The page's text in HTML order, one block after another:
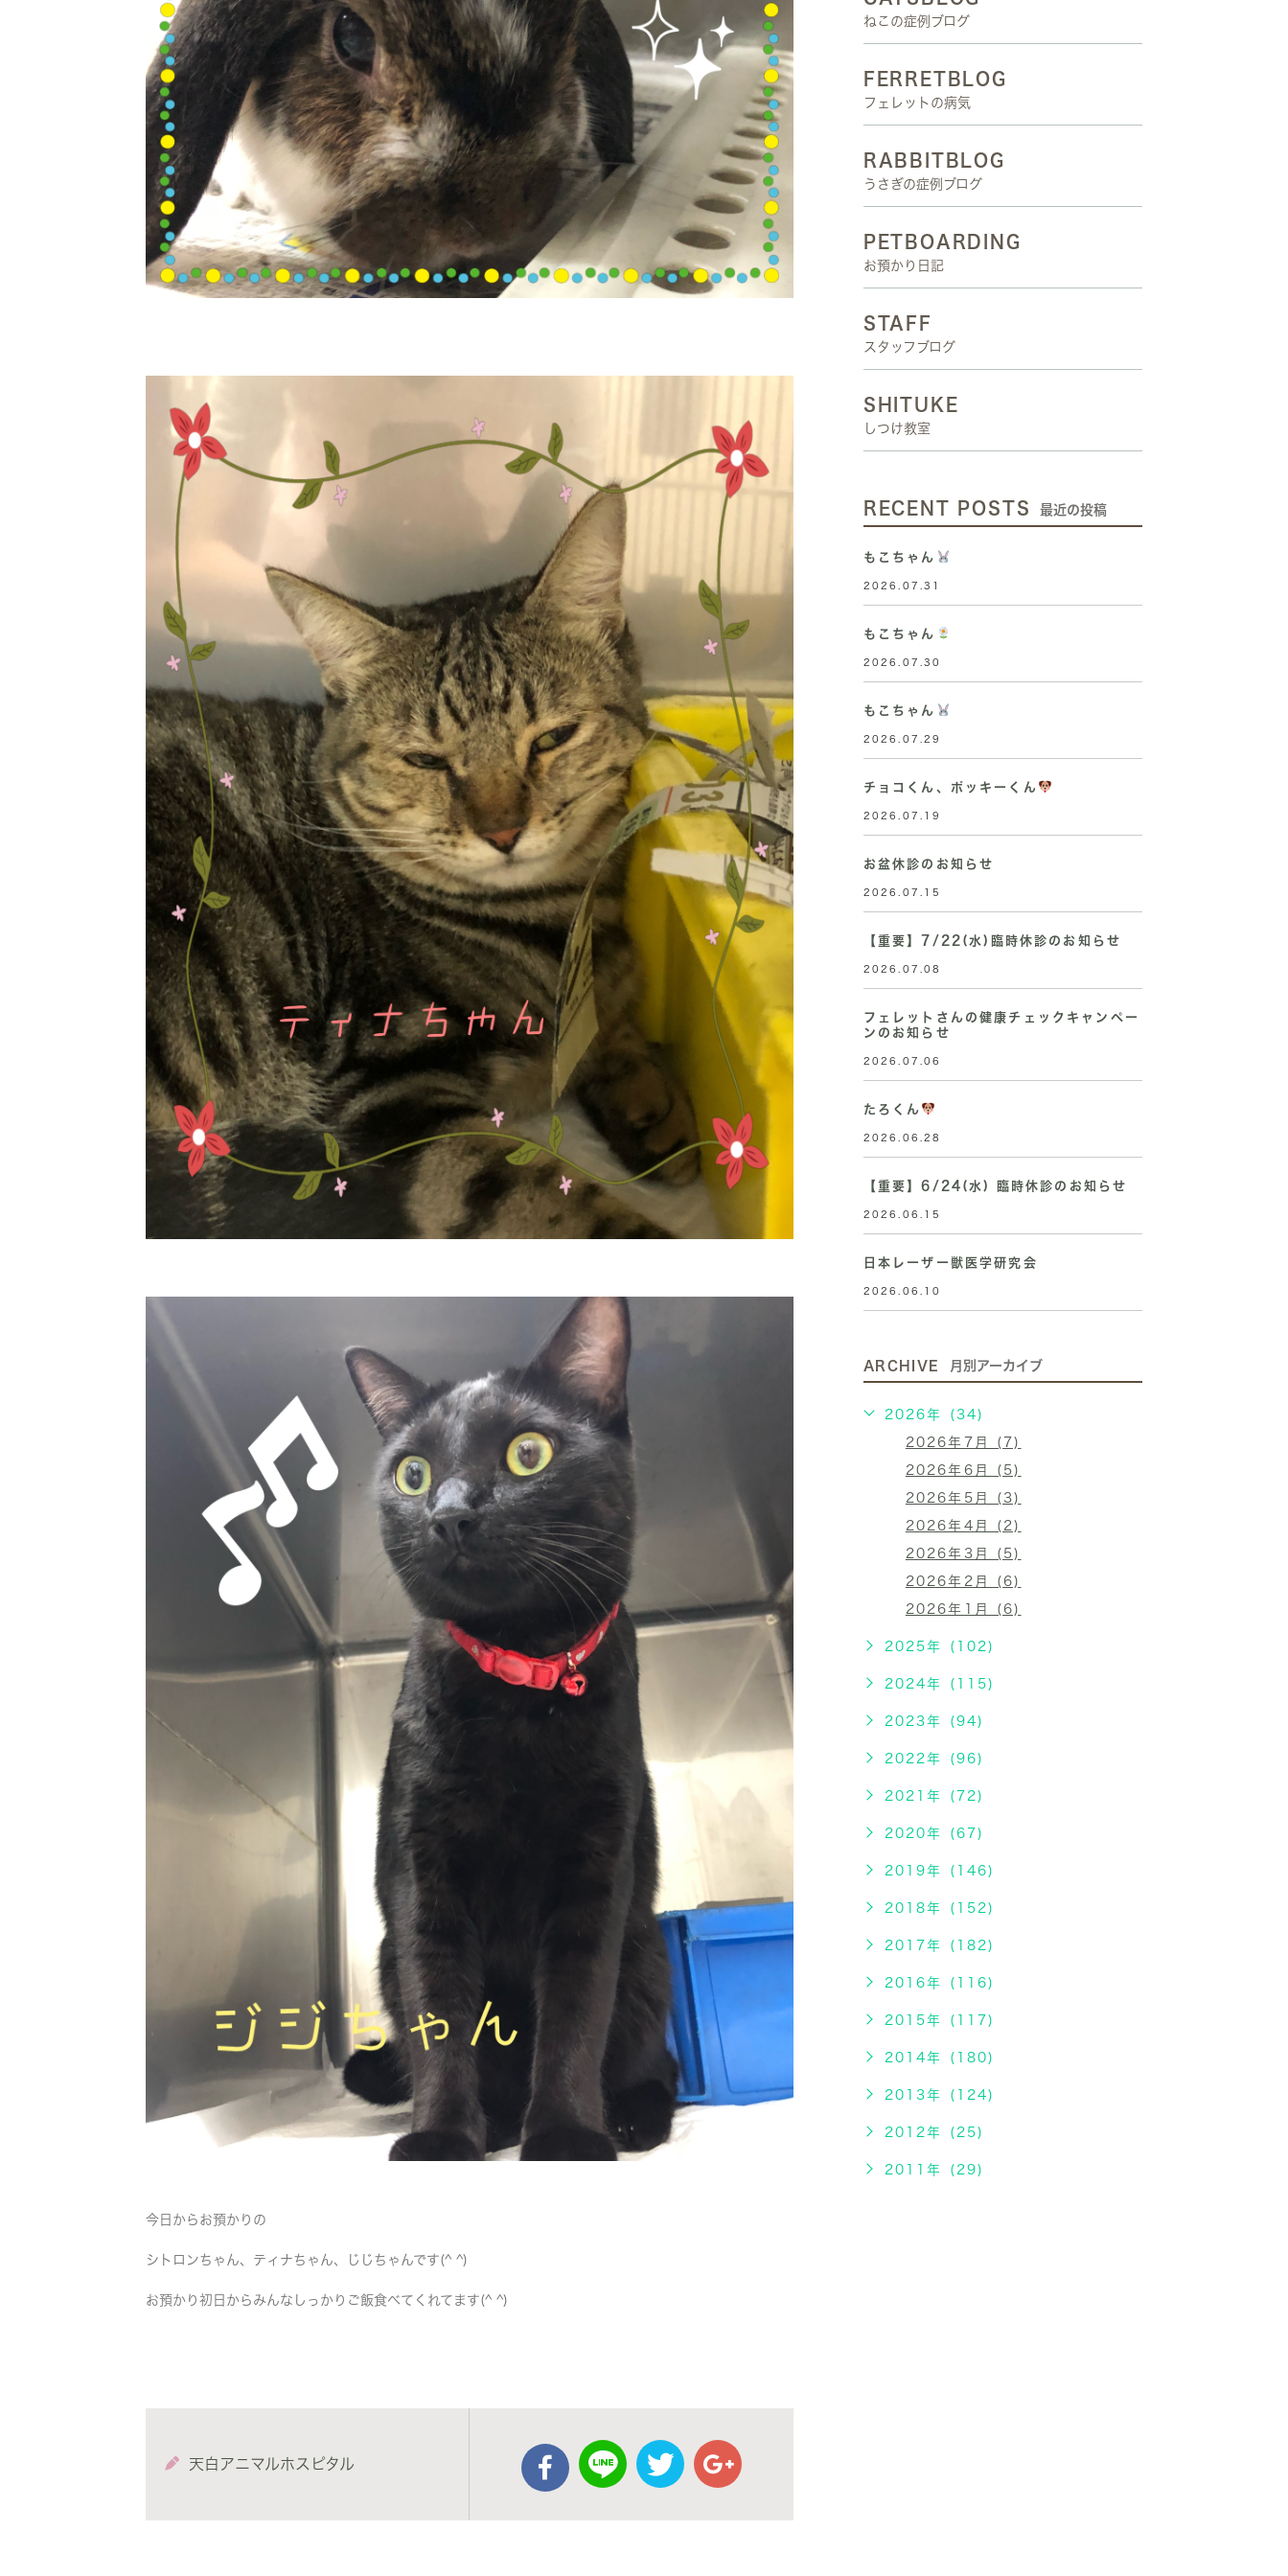
今日からお預かりの
シトロンちゃん、ティナちゃん、じじちゃんです(^ ^)
お預かり初日からみんなしっかりご飯食べてくれてます(^ ^)
天白アニマルホスピタル
ねこの症例ブログ
FERRETBLOG
フェレットの病気
RABBITBLOG
うさぎの症例ブログ
PETBOARDING
お預かり日記
STAFF
スタッフブログ
SHITUKE
しつけ教室
RECENT POSTS 最近の投稿
もこちゃん
2026.07.31
もこちゃん
2026.07.30
もこちゃん
2026.07.29
チョコくん、ポッキーくん
2026.07.19
お盆休診のお知らせ
2026.07.15
【重要】7/22(水)臨時休診のお知らせ
2026.07.08
フェレットさんの健康チェックキャンペー
ンのお知らせ
2026.07.06
たろくん
2026.06.28
【重要】6/24(水) 臨時休診のお知らせ
2026.06.15
日本レーザー獣医学研究会
2026.06.10
ARCHIVE 月別アーカイブ
2026年 (34)
2026年7月 (7)
2026年6月 (5)
2026年5月 (3)
2026年4月 (2)
2026年3月 (5)
2026年2月 (6)
2026年1月 (6)
2025年 (102)
2024年 (115)
2023年 (94)
2022年 (96)
2021年 (72)
2020年 (67)
2019年 (146)
2018年 (152)
2017年 (182)
2016年 (116)
2015年 (117)
2014年 (180)
2013年 (124)
2012年 (25)
2011年 (29)